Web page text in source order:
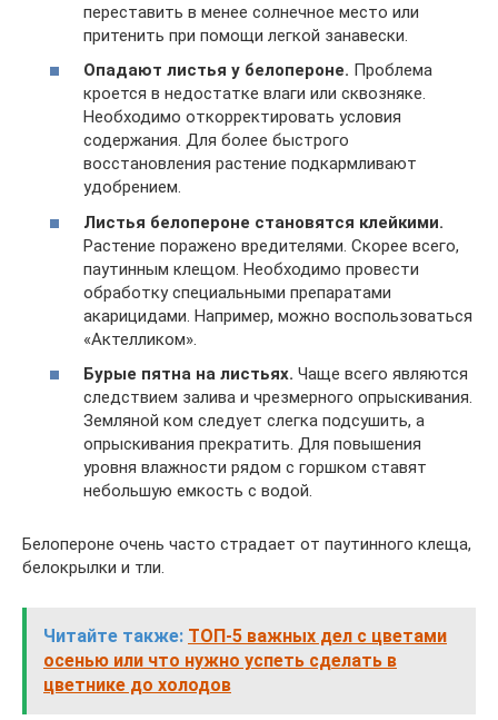
переставить в менее солнечное место или
притенить при помощи легкой занавески.
Опадают листья у белопероне. Проблема
кроется в недостатке влаги или сквозняке.
Необходимо откорректировать условия
содержания. Для более быстрого
восстановления растение подкармливают
удобрением.
Листья белопероне становятся клейкими.
Растение поражено вредителями. Скорее всего,
паутинным клещом. Необходимо провести
обработку специальными препаратами
акарицидами. Например, можно воспользоваться
«Актелликом».
Бурые пятна на листьях. Чаще всего являются
следствием залива и чрезмерного опрыскивания.
Земляной ком следует слегка подсушить, а
опрыскивания прекратить. Для повышения
уровня влажности рядом с горшком ставят
небольшую емкость с водой.
Белопероне очень часто страдает от паутинного клеща,
белокрылки и тли.
Читайте также: ТОП-5 важных дел с цветами
осенью или что нужно успеть сделать в
цветнике до холодов